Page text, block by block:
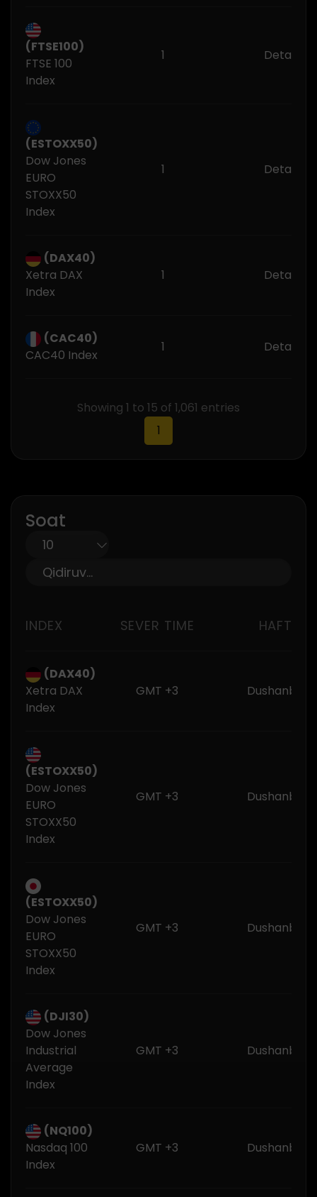
(FTSE100)
FTSE 100
Index
1 Detail
(ESTOXX50)
Dow Jones
EURO
STOXX50
Index
1 Detail
(DAX40)
Xetra DAX
Index
1 Detail
(CAC40)
CAC40 Index
1 Detail
Showing 1 to 15 of 1,061 entries
1
Soat
INDEX SEVER TIME HAFTA
(DAX40)
Xetra DAX
Index
GMT +3 Dushanba -
(ESTOXX50)
Dow Jones
EURO
STOXX50
Index
GMT +3 Dushanba -
(ESTOXX50)
Dow Jones
EURO
STOXX50
Index
GMT +3 Dushanba -
(DJI30)
Dow Jones
Industrial
Average
Index
GMT +3 Dushanba -
(NQ100)
Nasdaq 100
Index
GMT +3 Dushanba -